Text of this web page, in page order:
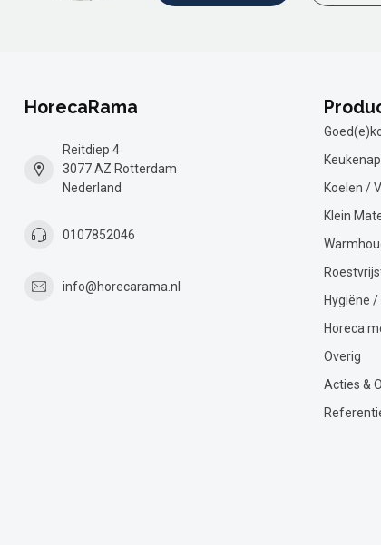
HorecaRama
Reitdiep 4
3077 AZ Rotterdam
Nederland
0107852046
info@horecarama.nl
Koelen /
Klein
Hygiëne
Horeca
Overig
Acties &